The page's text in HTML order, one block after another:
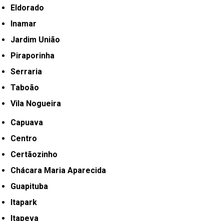
Eldorado
Inamar
Jardim União
Piraporinha
Serraria
Taboão
Vila Nogueira
Capuava
Centro
Certãozinho
Chácara Maria Aparecida
Guapituba
Itapark
Itapeva